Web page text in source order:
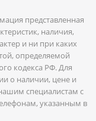
представленная
наличия,
и ни при каких
определяемой
кодекса РФ. Для
о наличии, цене и
специалистам с
указанным в